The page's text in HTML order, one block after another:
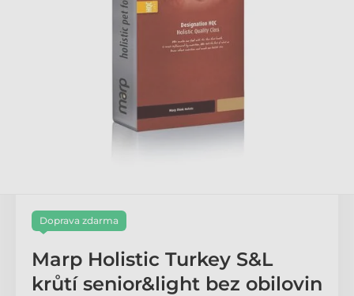
Doprava zdarma
Marp Holistic Turkey S&L
krůtí senior&light bez obilovin